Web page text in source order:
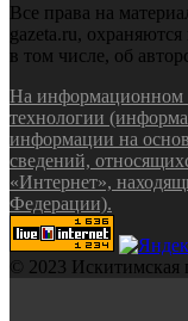
Все права на
gazeta.ru,
в том числе, об
На информационном
технологии
информации на
сведений,
«Интернет»,
Федерации).
© 2023 Искитимская